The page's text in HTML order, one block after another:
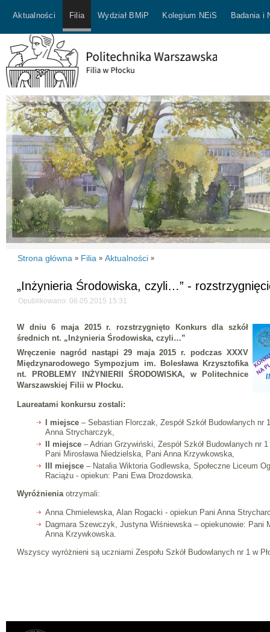
Aktualności Filia Wydział BMiP Kolegium NEiS Badania i
Strona główna » Filia » Aktualności »
„Inżynieria Środowiska, czyli…” -
Opublikowano: 06.05.2015 15:31
W dniu 6 maja 2015 r. rozstrzygnięto Konkurs dla szkół
średnich nt. „Inżynieria Środowiska, czyli…”
Wręczenie nagród nastąpi 29 maja 2015 r. podczas XXXV
Międzynarodowego Sympozjum im. Bolesława Krzysztofika
nt. PROBLEMY INŻYNIERII ŚRODOWISKA, w Politechnice
Warszawskiej Filii w Płocku.
Laureatami konkursu zostali:
I miejsce – Sebastian Florczak, Zespół Szkół Budowlanych nr
Anna Strycharczyk,
II miejsce – Adrian Grzywiński, Zespół Szkół Budowlanych nr
Pani Mirosława Niedzielska, Pani Anna Krzywkowska,
III miejsce– Natalia Wiktoria Godlewska, Społeczne Liceum
Raciążu - opiekun: Pani Ewa Drozdowska.
Wyróżnienia otrzymali:
Anna Chmielewska, Alan Rogacki - opiekun Pani Anna
Dagmara Szewczyk, Justyna Wiśniewska – opiekunowie: Pani
Anna Krzywkowska.
Wszyscy wyróżnieni są uczniami Zespołu Szkół Budowlanych nr 1 w